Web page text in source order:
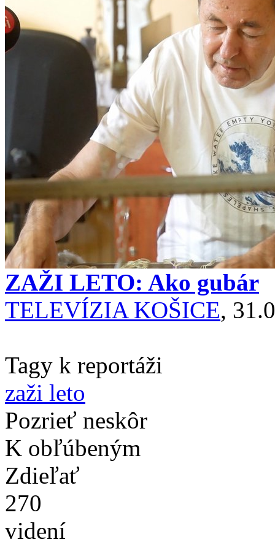
ZAŽI LETO: Ako gubár
TELEVÍZIA KOŠICE,
Tagy k reportáži
zaži leto
Pozrieť neskôr
K obľúbeným
Zdieľať
270
videní